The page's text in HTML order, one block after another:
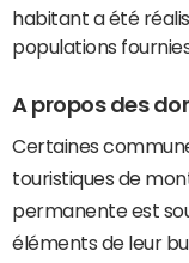
habitant a été
populations
A propos des
Certaines
touristiques de
permanente est
éléments de leur